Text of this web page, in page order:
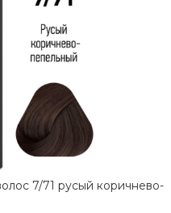
7/71 русый коричнево-